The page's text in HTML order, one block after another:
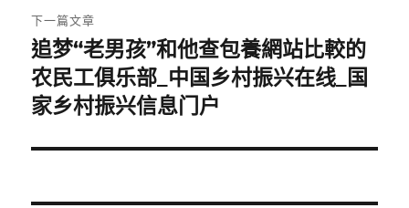
章:
下一篇文章
下
一
篇
章:
追梦“老男孩”和他查包養網站比較的
农民工俱乐部_中国乡村振兴在线_国
家乡村振兴信息门户